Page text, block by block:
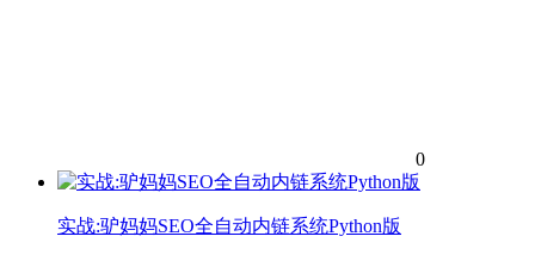
0
实战:驴妈妈SEO全自动内链系统Python版